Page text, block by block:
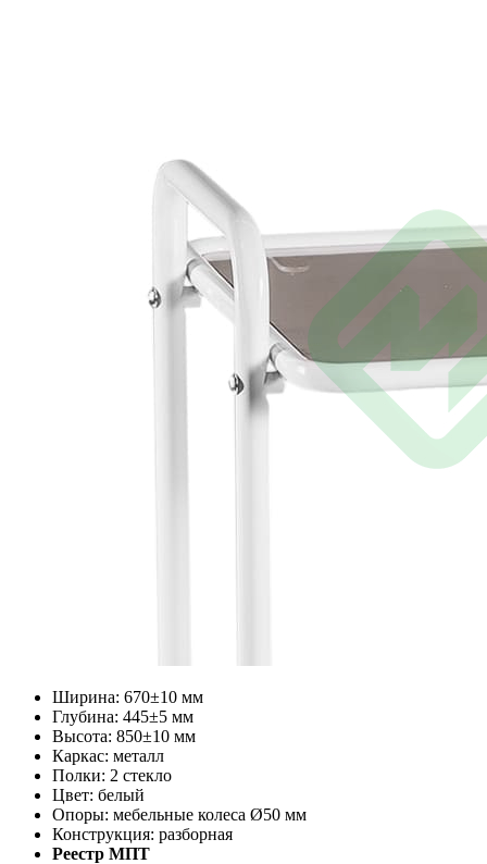
Ширина: 670±10 мм
Глубина: 445±5 мм
Высота: 850±10 мм
Каркас: металл
Полки: 2 стекло
Цвет: белый
Опоры: мебельные колеса Ø50 мм
Конструкция: разборная
Реестр МПТ